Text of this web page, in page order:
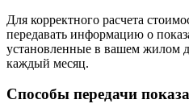
Для корректного расчета
передавать информацию о
установленные в вашем жилом
каждый месяц.
Способы передачи